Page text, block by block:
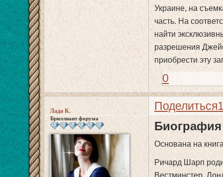
Украине, на
часть. На
найти
разрешения
приобрести эту
0
Поделиться
Лада К.
Бриллиант форума
Основана на
Ричард Шарп
Вестминстер,